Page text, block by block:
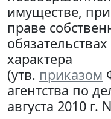
имуществе,
праве
характера
(утв. приказом
агентства по
августа 2010 г.